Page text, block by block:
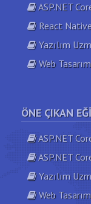
ASP.NET
React
Yazılım
Web
ÖNE ÇIKAN
ASP.NET
ASP.NET
Yazılım
Web